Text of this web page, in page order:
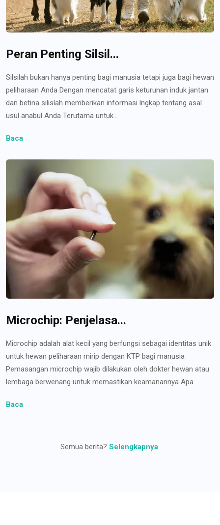
Peran Penting Silsil...
Silsilah bukan hanya penting bagi manusia tetapi juga bagi hewan
peliharaan Anda Dengan mencatat garis keturunan induk jantan
dan betina silislah memberikan informasi lngkap tentang asal
usul anabul Anda Terutama untuk...
Baca
Microchip: Penjelasa...
Microchip adalah alat kecil yang berfungsi sebagai identitas unik
untuk hewan peliharaan mirip dengan KTP bagi manusia
Pemasangan microchip wajib dilakukan oleh dokter hewan atau
lembaga berwenang untuk memastikan keamanannya Apa...
Baca
Semua berita? Selengkapnya.